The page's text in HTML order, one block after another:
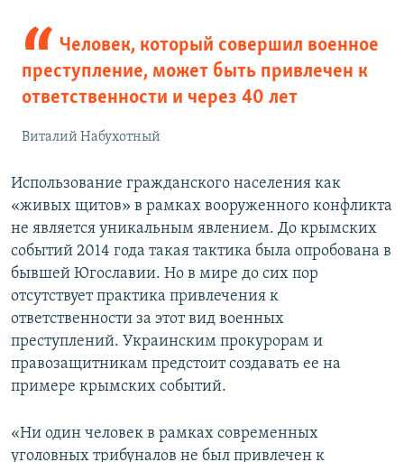
Человек, который совершил военное
преступление, может быть привлечен к
ответственности и через 40 лет
Виталий Набухотный
Использование гражданского населения как
«живых щитов» в рамках вооруженного конфликта
не является уникальным явлением. До крымских
событий 2014 года такая тактика была опробована в
бывшей Югославии. Но в мире до сих пор
отсутствует практика привлечения к
ответственности за этот вид военных
преступлений. Украинским прокурорам и
правозащитникам предстоит создавать ее на
примере крымских событий.
«Ни один человек в рамках современных
уголовных трибуналов не был привлечен к